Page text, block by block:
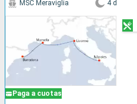
Paga a cuotas
MSC Meraviglia 4 d